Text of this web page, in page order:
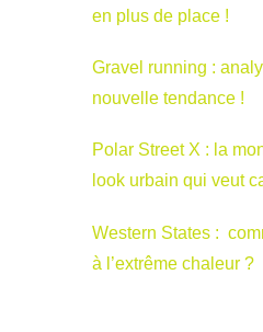
en plus de place !
Gravel running :
nouvelle tendance !
Polar Street X : la
look urbain qui veut
Western States :
à l’extrême chaleur ?